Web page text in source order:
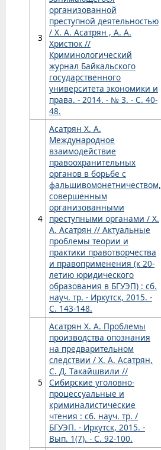
3
организованной
преступной деятельностью
/ Х. А. Асатрян , А. А.
Христюк //
Криминологический
журнал Байкальского
государственного
университета экономики и
права. - 2014. - № 3. - С. 40-
48.
4
Асатрян Х. А.
Международное
взаимодействие
правоохранительных
органов в борьбе с
фальшивомонетничеством,
совершенным
организованными
преступными органами / Х.
А. Асатрян // Актуальные
проблемы теории и
практики правотворчества
и правоприменения (к 20-
летию юридического
образования в БГУЭП) : сб.
науч. тр. - Иркутск, 2015. -
С. 143-148.
5
Асатрян Х. А. Проблемы
производства опознания
на предварительном
следствии / Х. А. Асатрян,
С. Д. Такайшвили //
Сибирские уголовно-
процессуальные и
криминалистические
чтения : сб. науч. тр. /
БГУЭП. - Иркутск, 2015. -
Вып. 1(7). - С. 92-100.